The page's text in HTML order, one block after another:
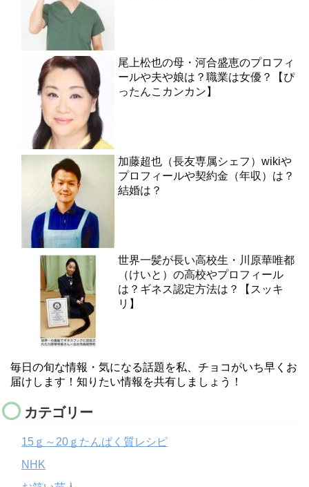
尾上松也の母・河合盛恵のプロフィ
ールや夫や娘は？職業は女優？【ぴ
ったんこカンカン】
加藤超也（長友専属シェフ）wikiや
プロフィールや契約金（年収）は？
結婚は？
世界一髪が長い高校生・川原華唯都
（けいと）の高校やプロフィール
は？ギネス認定方法は？【スッキ
リ】
毎日の旬な情報・気になる話題を私、チョコがいち早くお
届けします！知りたい情報を共有しましょう！
カテゴリー
15ｇ～20ｇたんぱく質レシピ
NHK